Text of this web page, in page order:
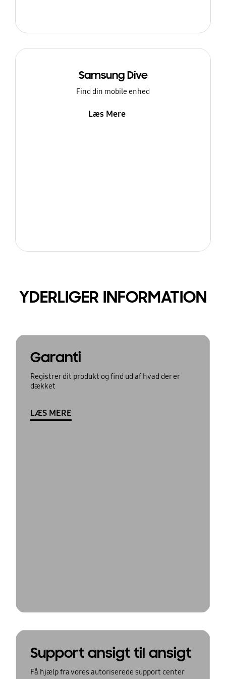
Samsung Dive
Find din mobile enhed
Læs Mere
YDERLIGER INFORMATION
Garanti
Registrer dit produkt og find ud af hvad der er
dækket
LÆS MERE
Support ansigt til ansigt
Få hjælp fra vores autoriserede support center